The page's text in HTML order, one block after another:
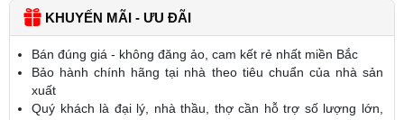
KHUYẾN MÃI - ƯU ĐÃI
Bán đúng giá - không đăng ảo, cam kết rẻ nhất miền Bắc
Bảo hành chính hãng tại nhà theo tiêu chuẩn của nhà sản
xuất
Quý khách là đại lý, nhà thầu, thợ cần hỗ trợ số lượng lớn,